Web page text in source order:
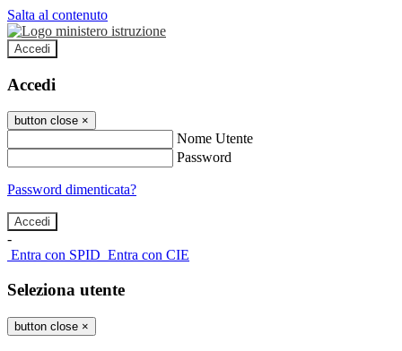
Salta al contenuto
Accedi
Accedi
button close ×
Nome Utente
Password
Password dimenticata?
-
Entra con SPID Entra con CIE
Seleziona utente
button close ×